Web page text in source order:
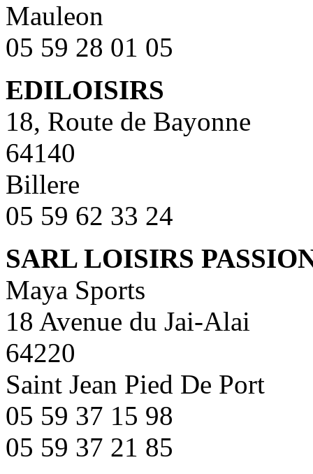
Mauleon
05 59 28 01 05
EDILOISIRS
18, Route de Bayonne
64140
Billere
05 59 62 33 24
SARL LOISIRS
Maya Sports
18 Avenue du Jai-Alai
64220
Saint Jean Pied De Port
05 59 37 15 98
05 59 37 21 85